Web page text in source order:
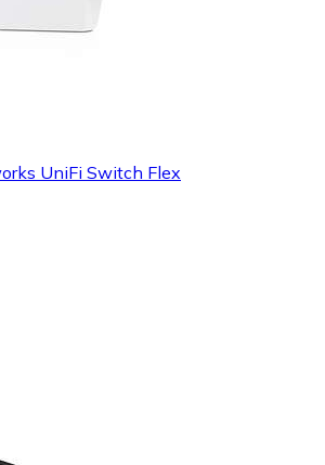
UniFi Switch Flex